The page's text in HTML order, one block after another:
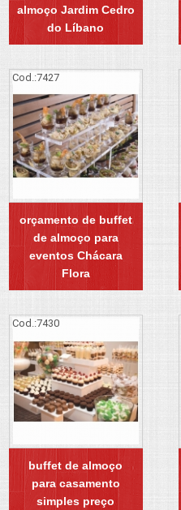
almoço Jardim Cedro
do Líbano
Cod.:7427
orçamento de buffet
de almoço para
eventos Chácara
Flora
Cod.:7430
buffet de almoço
para casamento
simples preço